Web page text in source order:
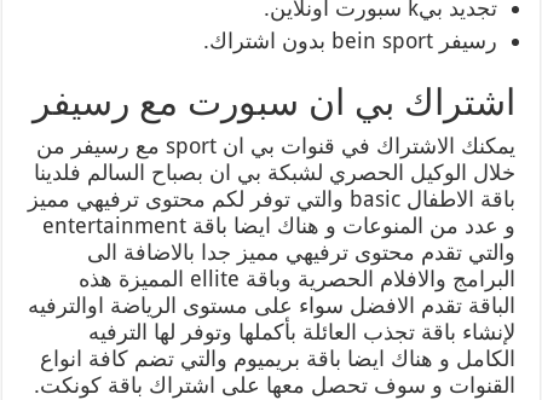
تجديد بيk سبورت اونلاين.
رسيفر bein sport بدون اشتراك.
اشتراك بي ان سبورت مع رسيفر
يمكنك الاشتراك في قنوات بي ان sport مع رسيفر من
خلال الوكيل الحصري لشبكة بي ان بصباح السالم فلدينا
باقة الاطفال basic والتي توفر لكم محتوى ترفيهي مميز
و عدد من المنوعات و هناك ايضا باقة entertainment
والتي تقدم محتوى ترفيهي مميز جدا بالاضافة الى
البرامج والافلام الحصرية وباقة ellite المميزة هذه
الباقة تقدم الافضل سواء على مستوى الرياضة اوالترفيه
لإنشاء باقة تجذب العائلة بأكملها وتوفر لها الترفيه
الكامل و هناك ايضا باقة بريميوم والتي تضم كافة انواع
القنوات و سوف تحصل معها على اشتراك باقة كونكت.